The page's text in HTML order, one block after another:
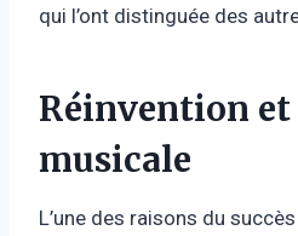
qui l’ont distinguée des
Réinvention
musicale
L’une des raisons du